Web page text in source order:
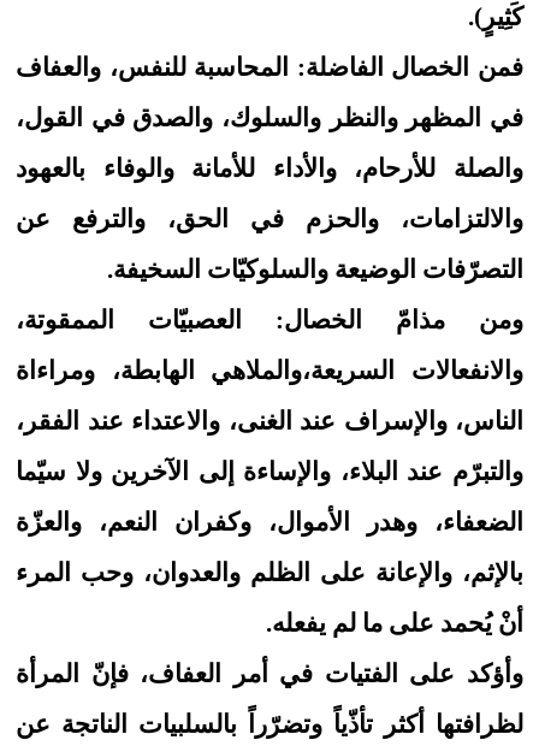
كَثِيرٍ).
فمن الخصال الفاضلة: المحاسبة للنفس، والعفاف
في المظهر والنظر والسلوك، والصدق في القول،
والصلة للأرحام، والأداء للأمانة والوفاء بالعهود
والالتزامات، والحزم في الحق، والترفع عن
التصرّفات الوضيعة والسلوكيّات السخيفة.
ومن مذامّ الخصال: العصبيّات الممقوتة،
والانفعالات السريعة،والملاهي الهابطة، ومراءاة
الناس، والإسراف عند الغنى، والاعتداء عند الفقر،
والتبرّم عند البلاء، والإساءة إلى الآخرين ولا سيّما
الضعفاء، وهدر الأموال، وكفران النعم، والعزّة
بالإثم، والإعانة على الظلم والعدوان، وحب المرء
أنْ يُحمد على ما لم يفعله.
وأؤكد على الفتيات في أمر العفاف، فإنّ المرأة
لظرافتها أكثر تأذّياً وتضرّراً بالسلبيات الناتجة عن